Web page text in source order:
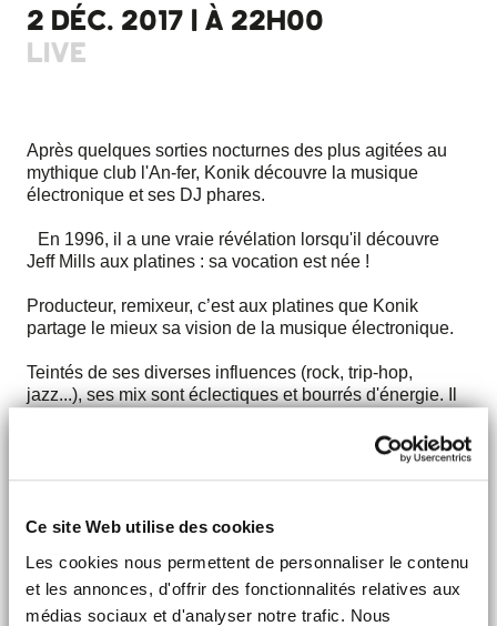
Ce site Web utilise des cookies
Les cookies nous permettent de personnaliser le contenu
et les annonces, d'offrir des fonctionnalités relatives aux
médias sociaux et d'analyser notre trafic. Nous
2 DÉC. 2017 | À 22H00
LIVE
Après quelques sorties nocturnes des plus agitées au
mythique club l'An-fer, Konik découvre la musique
électronique et ses DJ phares.
En 1996, il a une vraie révélation lorsqu'il découvre
Jeff Mills aux platines : sa vocation est née !
Producteur, remixeur, c’est aux platines que Konik
partage le mieux sa vision de la musique électronique.
Teintés de ses diverses influences (rock, trip-hop,
jazz...), ses mix sont éclectiques et bourrés d'énergie. Il
platines aux côtés de Jeff Mills, Juan Maclean, Dj Deep,
Marcelus, Dj Bone, P.Moore, Birth Of Frequency, Lowris,
ou encore Pit Spector, etc.
Konik est membre du collectif Risk qui anime les nuits
soirées RISK party, PiXMiX et Le SIRK Festival
notamment.